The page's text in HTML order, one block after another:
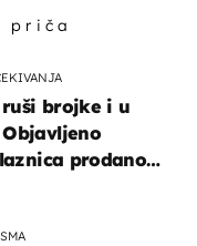
priča
ruši brojke i u
prodano